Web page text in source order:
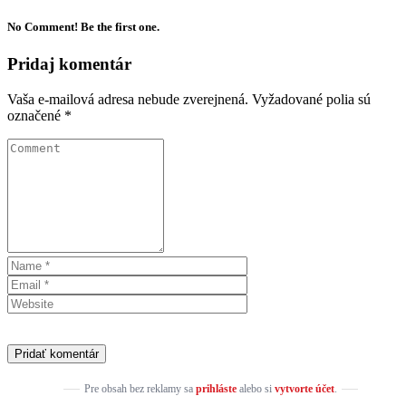
No Comment! Be the first one.
Pridaj komentár
Vaša e-mailová adresa nebude zverejnená. Vyžadované polia sú
označené *
Pre obsah bez reklamy sa prihlástealebo si vytvorte účet.